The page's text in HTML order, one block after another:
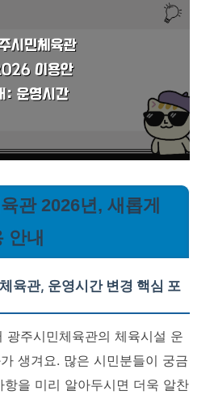
관 2026년, 새롭게
안내
육관, 운영시간 변경 핵심 포
주시민체육관의 체육시설 운
생겨요. 많은 시민분들이 궁금
을 미리 알아두시면 더욱 알찬